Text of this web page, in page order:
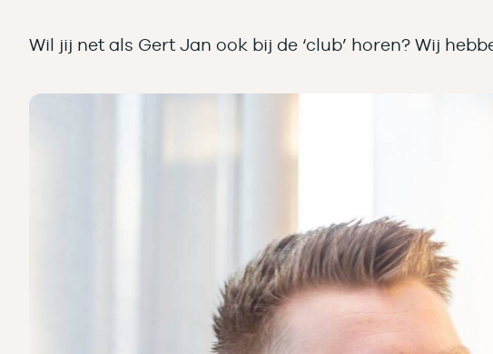
Wil jij net als Gert Jan ook bij de ‘club’ horen? Wij